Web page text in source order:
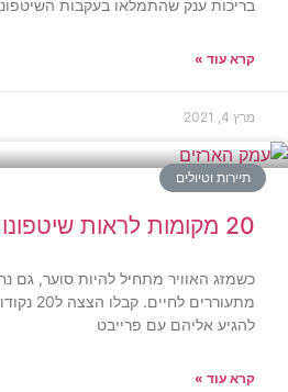
בריכות ענק שהתמלאו בעקבות
קרא עוד »
מרץ 4, 2021
תיירות וטיולים
20 מקומות לראות שיטפונות עם פרייבט
כשמזג האוויר מתחיל להיות סוער, גם
להגיע אליהם עם פרייבט
קרא עוד »